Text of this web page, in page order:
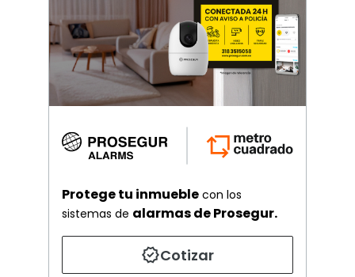
Protege tu inmueble con los
sistemas de alarmas de Prosegur.
Cotizar